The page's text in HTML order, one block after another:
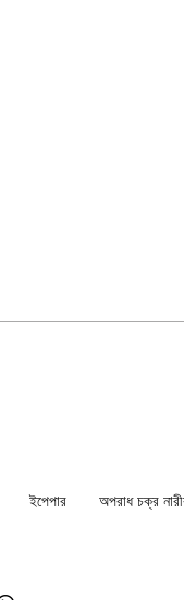
ইপেপার অপরাধ চক্র